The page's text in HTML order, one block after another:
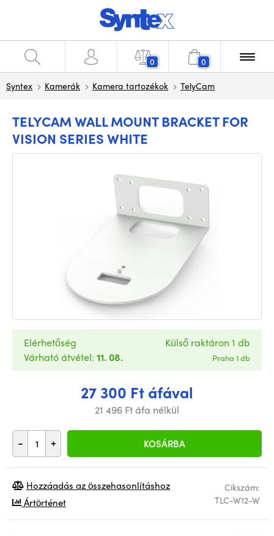
0 0
Syntex Kamerák Kamera tartozékok TelyCam
TELYCAM WALL MOUNT BRACKET FOR
VISION SERIES WHITE
27 300 Ft áfával
21 496 Ft áfa nélkül
- + KOSÁRBA
Elérhetőség
Várható átvétel: 11. 08.
Külső raktáron 1 db
Praha 1 db
Cikszám:
TLC-W12-W
Hozzáadás az összehasonlításhoz
Ártörténet